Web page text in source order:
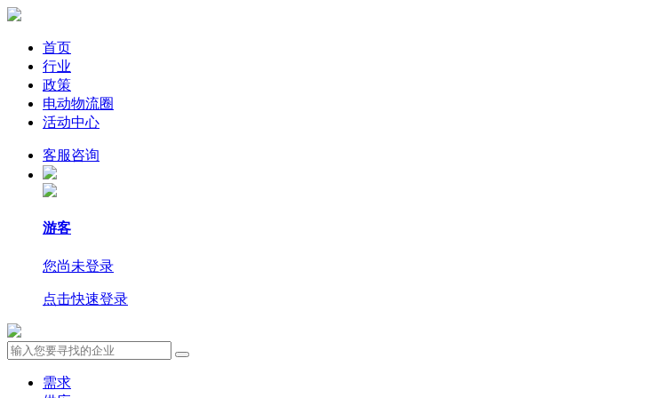
首页
行业
政策
电动物流圈
活动中心
客服咨询
游客
您尚未登录
点击快速登录
需求